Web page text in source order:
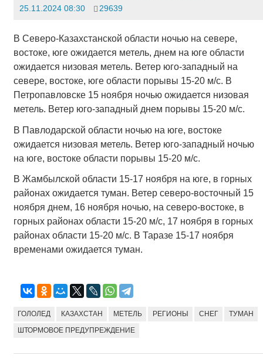
25.11.2024 08:30 29639
В Северо-Казахстанской области ночью на севере,
востоке, юге ожидается метель, днем на юге области
ожидается низовая метель. Ветер юго-западный на
севере, востоке, юге области порывы 15-20 м/с. В
Петропавловске 15 ноября ночью ожидается низовая
метель. Ветер юго-западный днем порывы 15-20 м/с.
В Павлодарской области ночью на юге, востоке
ожидается низовая метель. Ветер юго-западный ночью
на юге, востоке области порывы 15-20 м/с.
В Жамбылской области 15-17 ноября на юге, в горных
районах ожидается туман. Ветер северо-восточный 15
ноября днем, 16 ноября ночью, на северо-востоке, в
горных районах области 15-20 м/с, 17 ноября в горных
районах области 15-20 м/с. В Таразе 15-17 ноября
временами ожидается туман.
ГОЛОЛЕД КАЗАХСТАН МЕТЕЛЬ РЕГИОНЫ СНЕГ ТУМАН
ШТОРМОВОЕ ПРЕДУПРЕЖДЕНИЕ